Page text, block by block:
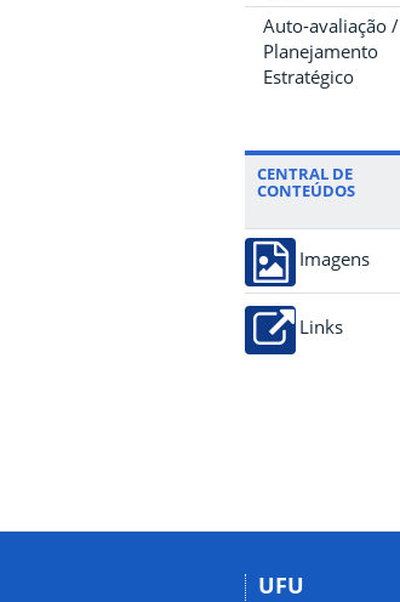
Auto-avaliação /
Planejamento
Estratégico
CENTRAL DE
CONTEÚDOS
Imagens
Links
UFU